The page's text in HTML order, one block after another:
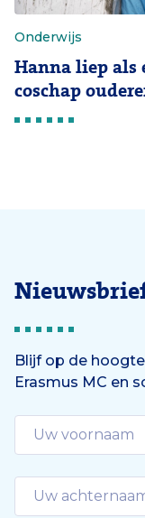
Onderwijs
Hanna liep als
coschap
Blijf op de
Erasmus MC en